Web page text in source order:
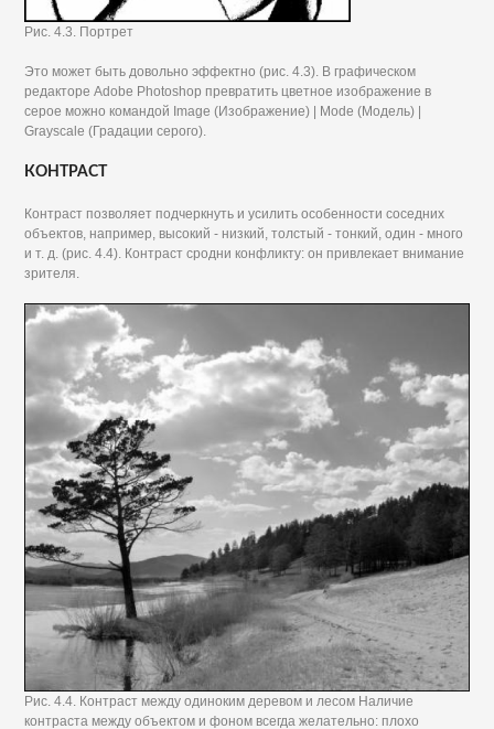
Рис. 4.3. Портрет
Это может быть довольно эффектно (рис. 4.3). В графическом
редакторе Adobe Photoshop превратить цветное изображение в
серое можно командой Image (Изображение) | Mode (Модель) |
Grayscale (Градации серого).
КОНТРАСТ
Контраст позволяет подчеркнуть и усилить особенности соседних
объектов, например, высокий - низкий, толстый - тонкий, один - много
и т. д. (рис. 4.4). Контраст сродни конфликту: он привлекает внимание
зрителя.
Рис. 4.4. Контраст между одиноким деревом и лесом Наличие
контраста между объектом и фоном всегда желательно: плохо